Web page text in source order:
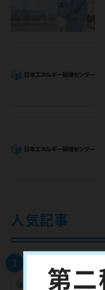
人気記事
1